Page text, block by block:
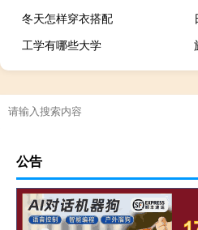
冬天怎样穿衣搭配
工学有哪些大学
公告